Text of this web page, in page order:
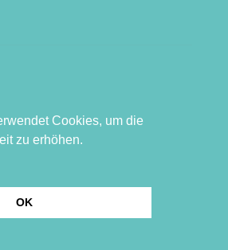
Cookies, um die
zu erhöhen.
OK
byHANDLE CREATIV